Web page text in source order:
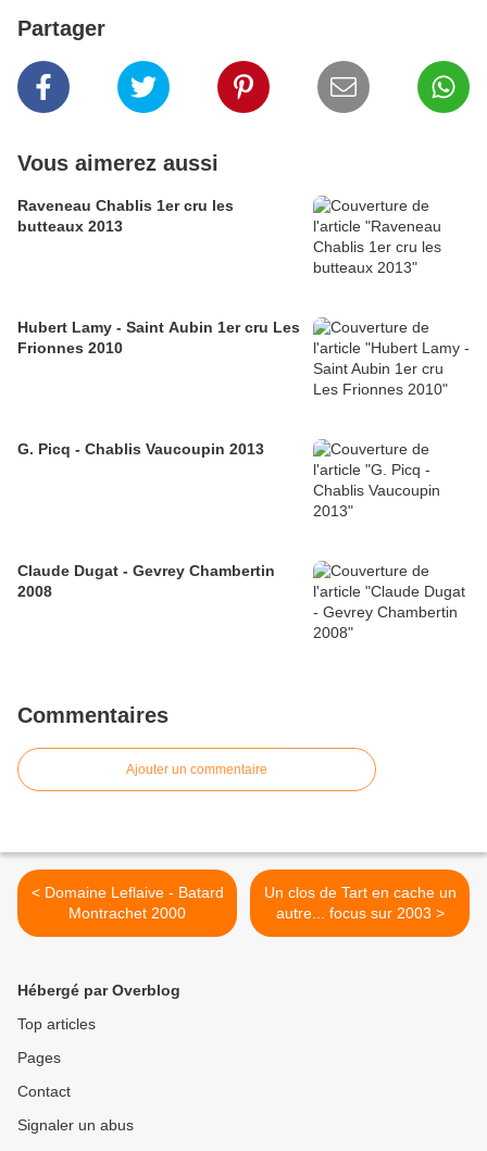
Partager
Vous aimerez aussi
Raveneau Chablis 1er cru les
butteaux 2013
Hubert Lamy - Saint Aubin 1er cru Les
Frionnes 2010
G. Picq - Chablis Vaucoupin 2013
Claude Dugat - Gevrey Chambertin
2008
Commentaires
Ajouter un commentaire
< Domaine Leflaive - Batard
Montrachet 2000
Un clos de Tart en cache un
autre... focus sur 2003 >
Hébergé par Overblog
Top articles
Pages
Contact
Signaler un abus